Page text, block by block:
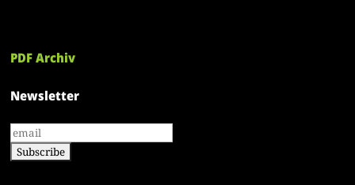
PDF Archiv
Newsletter